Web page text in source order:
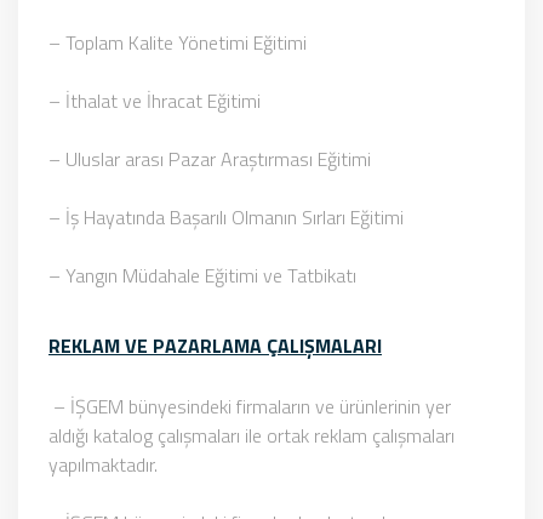
– Toplam Kalite Yönetimi Eğitimi
– İthalat ve İhracat Eğitimi
– Uluslar arası Pazar Araştırması Eğitimi
– İş Hayatında Başarılı Olmanın Sırları Eğitimi
– Yangın Müdahale Eğitimi ve Tatbikatı
REKLAM VE PAZARLAMA ÇALIŞMALARI
– İŞGEM bünyesindeki firmaların ve ürünlerinin yer
aldığı katalog çalışmaları ile ortak reklam çalışmaları
yapılmaktadır.